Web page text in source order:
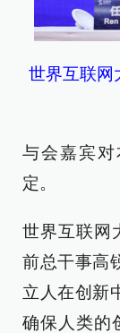
世界互联网
与会嘉宾
定。
世界互联网
前总干事高
立人在创新
确保人类的